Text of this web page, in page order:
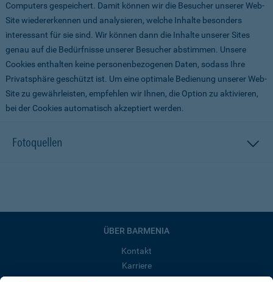
Computers gespeichert. Damit können wir die Besucher unserer Web-
Site wiedererkennen und analysieren, welche Inhalte besonders
interessant für sie sind. Wir können dann die Inhalte unserer Sites
genau auf die Bedürfnisse unserer Besucher abstimmen. Unsere
Cookies enthalten keine personenbezogenen Daten, sodass Ihre
Privatsphäre geschützt ist. Um eine optimale Bedienung unserer Web-
Site zu gewährleisten, empfehlen wir Ihnen, die Option zu aktivieren,
bei der Cookies automatisch akzeptiert werden.
Fotoquellen
ÜBER BARMENIA
Kontakt
Karriere